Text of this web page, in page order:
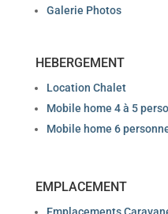
Galerie Photos
HEBERGEMENT
Location Chalet
Mobile home 4 à 5
Mobile home 6
EMPLACEMENT
Emplacements